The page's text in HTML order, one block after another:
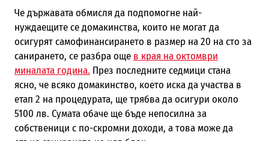
Че държавата обмисля да подпомогне най-
нуждаещите се домакинства, които не могат да
осигурят самофинансирането в размер на 20 на сто за
санирането, се разбра още в края на октомври
миналата година. През последните седмици стана
ясно, че всяко домакинство, което иска да участва в
етап 2 на процедурата, ще трябва да осигури около
5100 лв. Сумата обаче ще бъде непосилна за
собственици с по-скромни доходи, а това може да